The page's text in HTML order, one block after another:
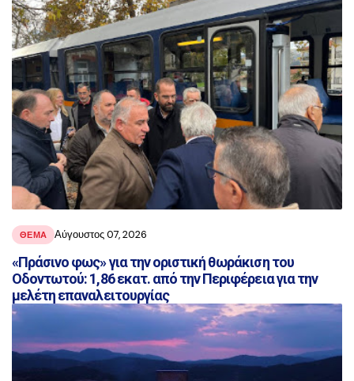
ΘΕΜΑ Αύγουστος 07, 2026
«Πράσινο φως» για την οριστική θωράκιση του
Οδοντωτού: 1,86 εκατ. από την Περιφέρεια για την
μελέτη επαναλειτουργίας